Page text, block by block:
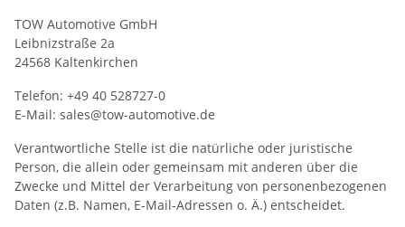
TOW Automotive GmbH
Leibnizstraße 2a
24568 Kaltenkirchen
Telefon: +49 40 528727-0
E-Mail: sales@tow-automotive.de
Verantwortliche Stelle ist die natürliche oder juristische
Person, die allein oder gemeinsam mit anderen über die
Zwecke und Mittel der Verarbeitung von personenbezogenen
Daten (z.B. Namen, E-Mail-Adressen o. Ä.) entscheidet.